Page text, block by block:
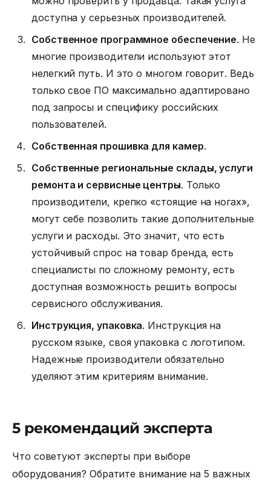
доступна у серьезных производителей.
Собственное программное обеспечение. Не
многие производители используют этот
нелегкий путь. И это о многом говорит. Ведь
только свое ПО максимально адаптировано
под запросы и специфику российских
пользователей.
Собственная прошивка для камер.
Собственные региональные склады, услуги
ремонта и сервисные центры. Только
производители, крепко «стоящие на ногах»,
могут себе позволить такие дополнительные
услуги и расходы. Это значит, что есть
устойчивый спрос на товар бренда, есть
специалисты по сложному ремонту, есть
доступная возможность решить вопросы
сервисного обслуживания.
Инструкция, упаковка. Инструкция на
русском языке, своя упаковка с логотипом.
Надежные производители обязательно
уделяют этим критериям внимание.
5 рекомендаций эксперта
Что советуют эксперты при выборе
оборудования? Обратите внимание на 5 важных